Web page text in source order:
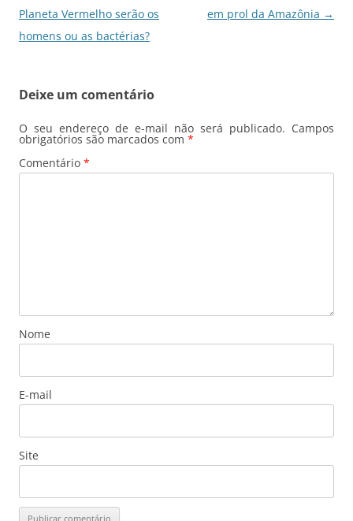
posts
Planeta Vermelho serão os
homens ou as bactérias?
em prol da Amazônia →
Deixe um comentário
O seu endereço de e-mail não será publicado. Campos
obrigatórios são marcados com *
Comentário *
Nome
E-mail
Site